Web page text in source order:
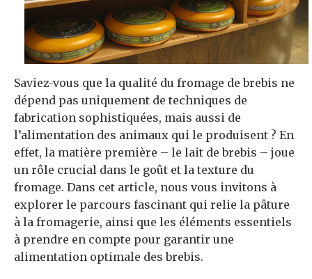
Saviez-vous que la qualité du fromage de brebis ne
dépend pas uniquement de techniques de
fabrication sophistiquées, mais aussi de
l’alimentation des animaux qui le produisent ? En
effet, la matière première – le lait de brebis – joue
un rôle crucial dans le goût et la texture du
fromage. Dans cet article, nous vous invitons à
explorer le parcours fascinant qui relie la pâture
à la fromagerie, ainsi que les éléments essentiels
à prendre en compte pour garantir une
alimentation optimale des brebis.